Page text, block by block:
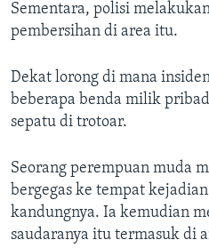
Sementara, polisi
pembersihan di area itu.
Dekat lorong di mana
beberapa benda milik
sepatu di trotoar.
Seorang perempuan muda
bergegas ke tempat
kandungnya. Ia kemudian
saudaranya itu termasuk di